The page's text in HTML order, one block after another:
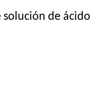
solución de ácido